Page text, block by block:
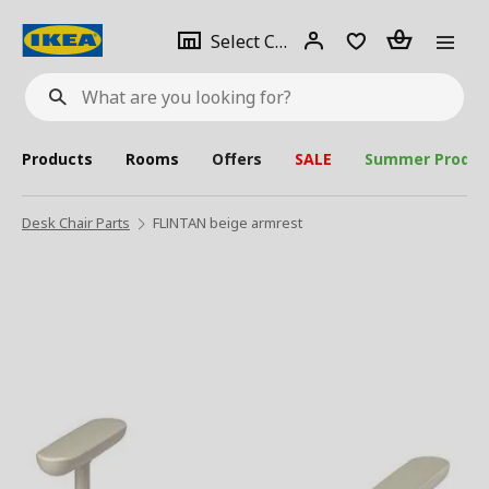
What
are
looking
for?
Select City Select
city
Login Piece(s)
Products Rooms Offers SALE Summer
Desk Chair Parts FLINTAN beige armrest